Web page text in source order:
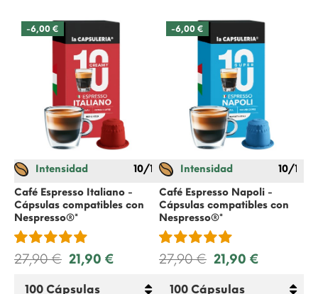
-6,00 €
Intensidad
10/12
Café Espresso Italiano -
Cápsulas compatibles con
Nespresso®*
27,90 € 21,90 €
-6,00 €
Intensidad
10/12
Café Espresso Napoli -
Cápsulas compatibles con
Nespresso®*
27,90 € 21,90 €